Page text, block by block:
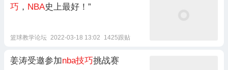
巧 ， NBA史上最好！”
篮球教学论坛 2022-03-18 13:02 1425跟贴
姜涛受邀参加nba技巧挑战赛